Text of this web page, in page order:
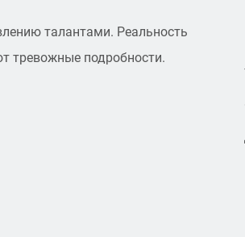
талантами. Реальность
тревожные подробности.